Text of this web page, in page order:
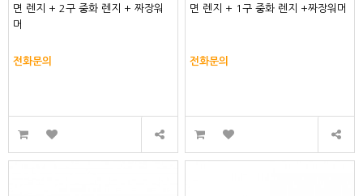
면 렌지 + 2구 중화 렌지 + 짜장워
머
전화문의
면 렌지 + 1구 중화 렌지 +짜장워머
전화문의